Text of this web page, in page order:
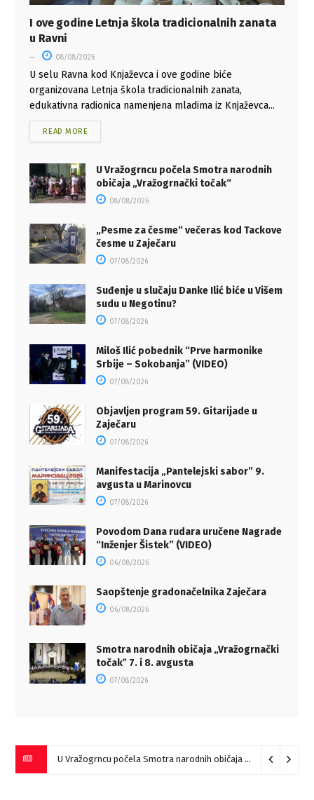
I ove godine Letnja škola tradicionalnih zanata
u Ravni
08/08/2026
U selu Ravna kod Knjaževca i ove godine biće
organizovana Letnja škola tradicionalnih zanata,
edukativna radionica namenjena mladima iz Knjaževca...
READ MORE
U Vražogrncu počela Smotra narodnih
običaja „Vražogrnački točak“
08/08/2026
„Pesme za česme“ večeras kod Tackove
česme u Zaječaru
07/08/2026
Suđenje u slučaju Danke Ilić biće u Višem
sudu u Negotinu?
07/08/2026
Miloš Ilić pobednik “Prve harmonike
Srbije – Sokobanja” (VIDEO)
07/08/2026
Objavljen program 59. Gitarijade u
Zaječaru
07/08/2026
Manifestacija „Pantelejski sabor” 9.
avgusta u Marinovcu
07/08/2026
Povodom Dana rudara uručene Nagrade
“Inženjer Šistek” (VIDEO)
06/08/2026
Saopštenje gradonačelnika Zaječara
06/08/2026
Smotra narodnih običaja „Vražogrnački
točakˮ 7. i 8. avgusta
07/08/2026
U Vražogrncu počela Smotra narodnih običaja „Vražogrnački točak“